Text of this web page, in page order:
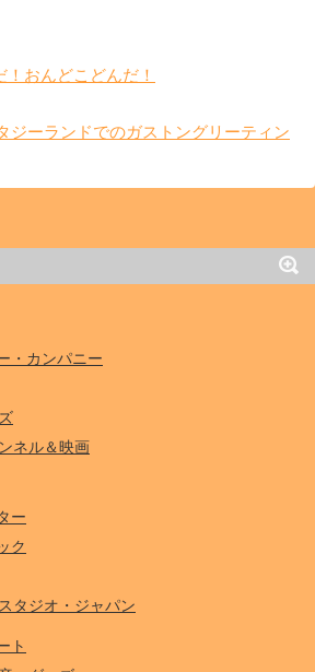
！おんどこどんだ！
ジーランドでのガストングリーティン
・カンパニー
ネル＆映画
ー
ク
タジオ・ジャパン
ト